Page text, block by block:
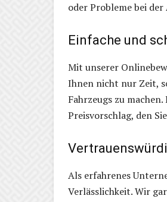
oder Probleme bei
Einfache und
Mit unserer
Ihnen nicht nur Zeit,
Fahrzeugs zu
Preisvorschlag, den
Als erfahrenes
Verlässlichkeit. Wir